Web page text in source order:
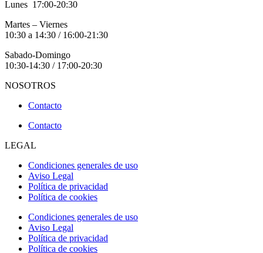
Lunes 17:00-20:30
Martes – Viernes
10:30 a 14:30 / 16:00-21:30
Sabado-Domingo
10:30-14:30 / 17:00-20:30
NOSOTROS
Contacto
Contacto
LEGAL
Condiciones generales de uso
Aviso Legal
Política de privacidad
Política de cookies
Condiciones generales de uso
Aviso Legal
Política de privacidad
Política de cookies